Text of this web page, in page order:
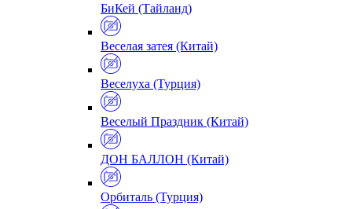
БиКей (Тайланд)
Веселая затея (Китай)
Веселуха (Турция)
Веселый Праздник (Китай)
ДОН БАЛЛОН (Китай)
Орбиталь (Турция)